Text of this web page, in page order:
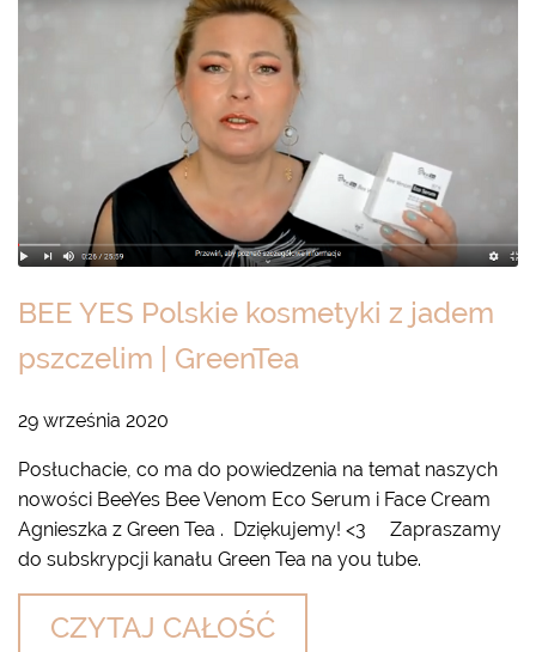
BEE YES Polskie kosmetyki z jadem
pszczelim | GreenTea
29 września 2020
Posłuchacie, co ma do powiedzenia na temat naszych
nowości BeeYes Bee Venom Eco Serum i Face Cream
Agnieszka z Green Tea . Dziękujemy! <3 Zapraszamy
do subskrypcji kanału Green Tea na you tube.
CZYTAJ CAŁOŚĆ